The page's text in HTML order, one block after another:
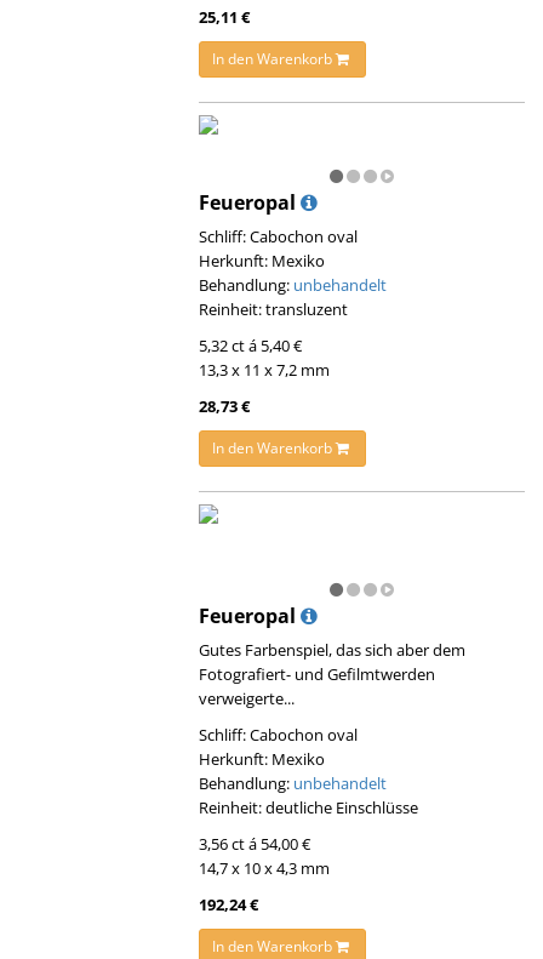
25,11 €
In den Warenkorb
Feueropal
Schliff: Cabochon oval
Herkunft: Mexiko
Behandlung: unbehandelt
Reinheit: transluzent
5,32 ct á 5,40 €
13,3 x 11 x 7,2 mm
28,73 €
In den Warenkorb
Feueropal
Gutes Farbenspiel, das sich aber dem
Fotografiert- und Gefilmtwerden
verweigerte...
Schliff: Cabochon oval
Herkunft: Mexiko
Behandlung: unbehandelt
Reinheit: deutliche Einschlüsse
3,56 ct á 54,00 €
14,7 x 10 x 4,3 mm
192,24 €
In den Warenkorb